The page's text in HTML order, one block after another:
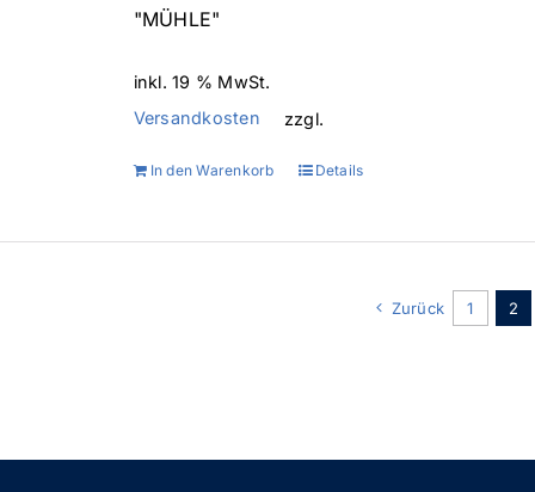
"MÜHLE"
inkl. 19 % MwSt.
zzgl.
Versandkosten
In den Warenkorb Details
Zurück 1 2